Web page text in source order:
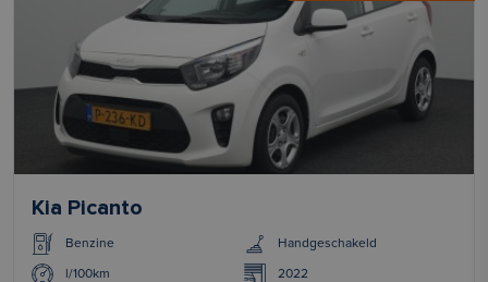
Kia Picanto
Benzine Handgeschakeld
l/100km 2022